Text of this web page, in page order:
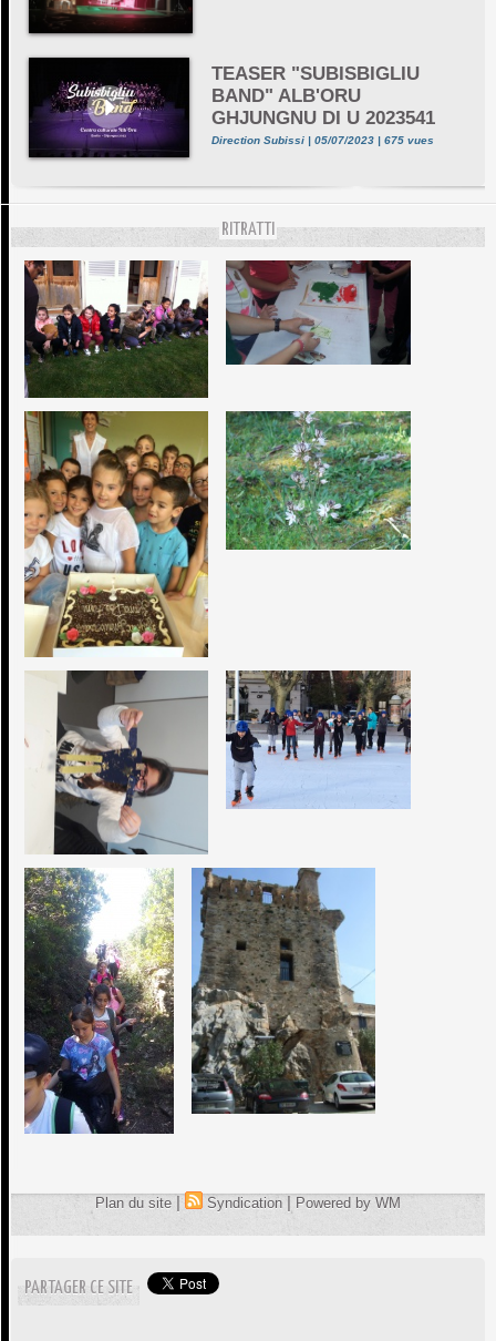
TEASER "SUBISBIGLIU
BAND" ALB'ORU
GHJUNGNU DI U 2023541
Direction Subissi | 05/07/2023 | 675 vues
RITRATTI
Plan du site | Syndication | Powered by WM
PARTAGER CE SITE